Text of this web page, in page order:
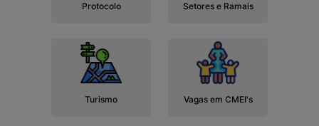
Protocolo Setores e Ramais
Turismo Vagas em CMEI's